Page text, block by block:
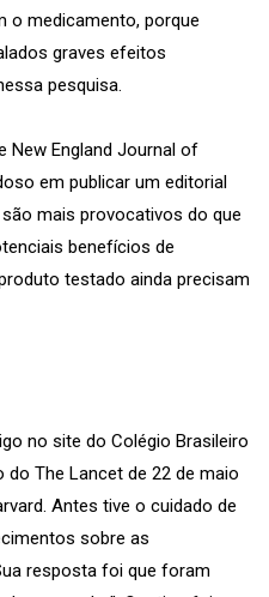
o medicamento, porque
graves efeitos
pesquisa.
New England Journal of
em publicar um editorial
mais provocativos do que
benefícios de
testado ainda precisam
no site do Colégio Brasileiro
The Lancet de 22 de maio
Antes tive o cuidado de
sobre as
resposta foi que foram